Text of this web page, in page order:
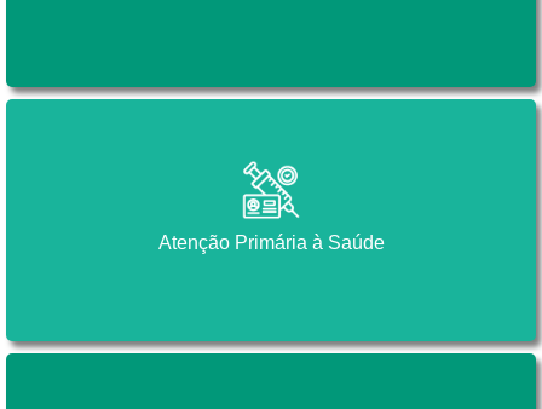
Atenção Primária à Saúde
Atenção Primária à Saúde